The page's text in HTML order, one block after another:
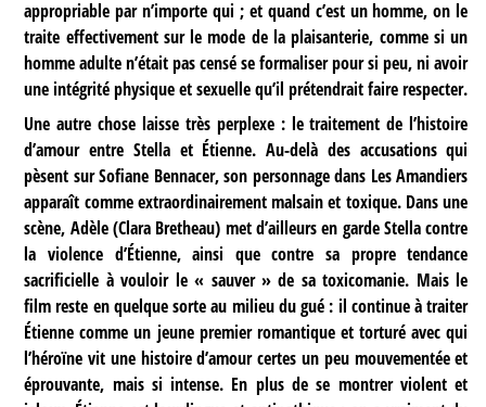
appropriable par n’importe qui ; et quand c’est un homme, on le
traite effectivement sur le mode de la plaisanterie, comme si un
homme adulte n’était pas censé se formaliser pour si peu, ni avoir
une intégrité physique et sexuelle qu’il prétendrait faire respecter.
Une autre chose laisse très perplexe : le traitement de l’histoire
d’amour entre Stella et Étienne. Au-delà des accusations qui
pèsent sur Sofiane Bennacer, son personnage dans Les Amandiers
apparaît comme extraordinairement malsain et toxique. Dans une
scène, Adèle (Clara Bretheau) met d’ailleurs en garde Stella contre
la violence d’Étienne, ainsi que contre sa propre tendance
sacrificielle à vouloir le « sauver » de sa toxicomanie. Mais le
film reste en quelque sorte au milieu du gué : il continue à traiter
Étienne comme un jeune premier romantique et torturé avec qui
l’héroïne vit une histoire d’amour certes un peu mouvementée et
éprouvante, mais si intense. En plus de se montrer violent et